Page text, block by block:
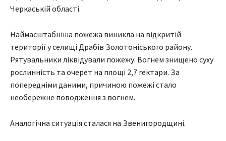
Черкаській області.
Наймасштабніша пожежа виникла на відкритій
території у селищі Драбів Золотоніського району.
Рятувальники ліквідували пожежу. Вогнем знищено суху
рослинність та очерет на площі 2,7 гектари. За
попередніми даними, причиною пожежі стало
необережне поводження з вогнем.
Аналогічна ситуація сталася на Звенигородщині.